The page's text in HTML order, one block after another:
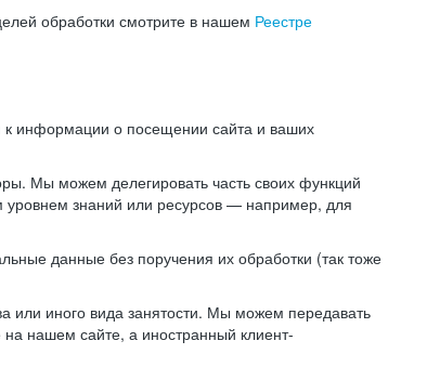
обработки смотрите в нашем Реестре
к информации о посещении сайта и ваших
Мы можем делегировать часть своих функций
уровнем знаний или ресурсов — например, для
данные без поручения их обработки (так тоже
или иного вида занятости. Мы можем передавать
нашем сайте, а иностранный клиент-